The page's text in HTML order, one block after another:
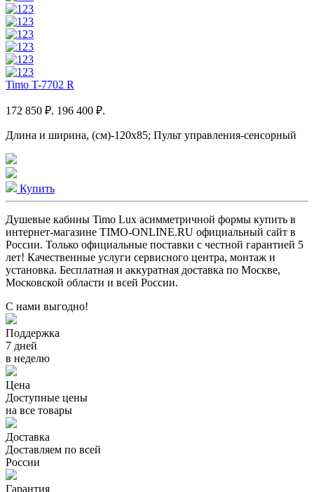
Timo T-7702 R
172 850 ₽. 196 400 ₽.
Длина и ширина, (см)-120x85; Пульт управления-сенсорный
Купить
Душевые кабины Timo Lux асимметричной формы купить в
интернет-магазине TIMO-ONLINE.RU официальный сайт в
России. Только официальные поставки c честной гарантией 5
лет! Качественные услуги сервисного центра, монтаж и
установка. Бесплатная и аккуратная доставка по Москве,
Московской области и всей России.
С нами выгодно!
Поддержка
7 дней
в неделю
Цена
Доступные цены
на все товары
Доставка
Доставляем по всей
России
Гарантия